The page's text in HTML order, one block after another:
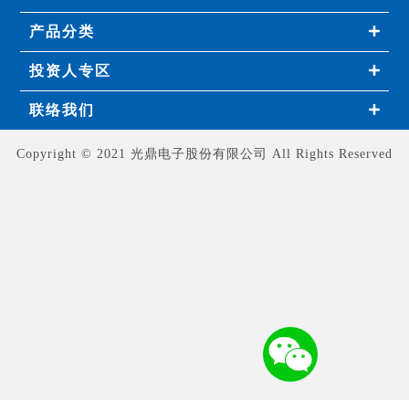
产品分类
投资人专区
联络我们
Copyright © 2021 光鼎电子股份有限公司 All Rights Reserved